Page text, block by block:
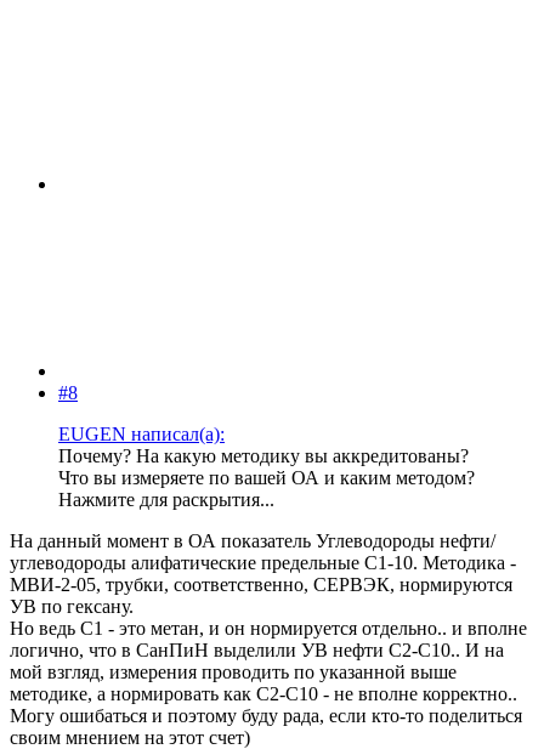
#8
EUGEN написал(а):
Почему? На какую методику вы аккредитованы?
Что вы измеряете по вашей ОА и каким методом?
Нажмите для раскрытия...
На данный момент в ОА показатель Углеводороды нефти/
углеводороды алифатические предельные С1-10. Методика -
МВИ-2-05, трубки, соответственно, СЕРВЭК, нормируются
УВ по гексану.
Но ведь С1 - это метан, и он нормируется отдельно.. и вполне
логично, что в СанПиН выделили УВ нефти С2-С10.. И на
мой взгляд, измерения проводить по указанной выше
методике, а нормировать как С2-С10 - не вполне корректно..
Могу ошибаться и поэтому буду рада, если кто-то поделиться
своим мнением на этот счет)